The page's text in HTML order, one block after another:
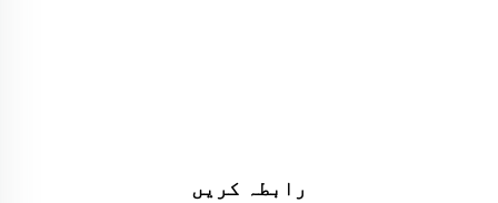
رابطہ کریں